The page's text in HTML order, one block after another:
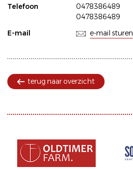
Telefoon
0478386489
0478386489
E-mail
e-mail sturen
terug naar overzicht